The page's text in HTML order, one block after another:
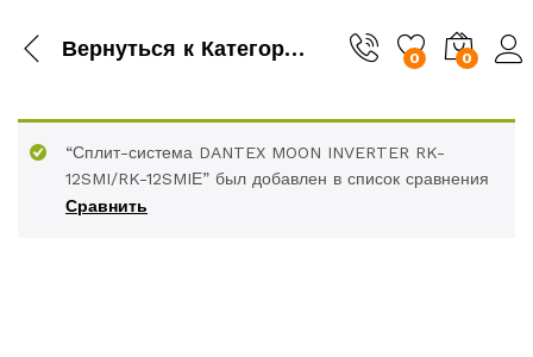
Вернуться к Категория 0 0
Сравнить
“Сплит-система DANTEX MOON INVERTER RK-
12SMI/RK-12SMIЕ” был добавлен в список сравнения